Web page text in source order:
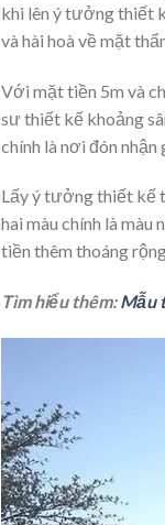
khi lên ý tưởng thiết
và hài hoà về mặt
Với mặt tiền 5m và
sư thiết kế khoảng
chính là nơi đón nhận
Lấy ý tưởng thiết kế
hai màu chính là
tiền thêm thoáng
Tìm hiểu thêm:Mẫu